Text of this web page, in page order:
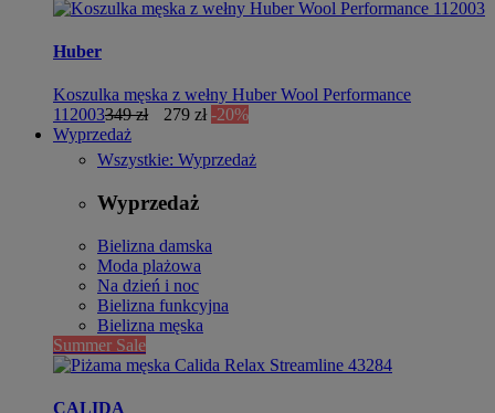
Huber
Koszulka męska z wełny Huber Wool Performance
112003349 zł 279 zł -20%
Wyprzedaż
Wszystkie: Wyprzedaż
Wyprzedaż
Bielizna damska
Moda plażowa
Na dzień i noc
Bielizna funkcyjna
Bielizna męska
Summer Sale
CALIDA